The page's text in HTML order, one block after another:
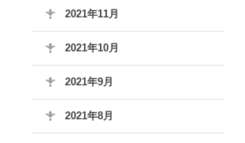
2021年11月
2021年10月
2021年9月
2021年8月